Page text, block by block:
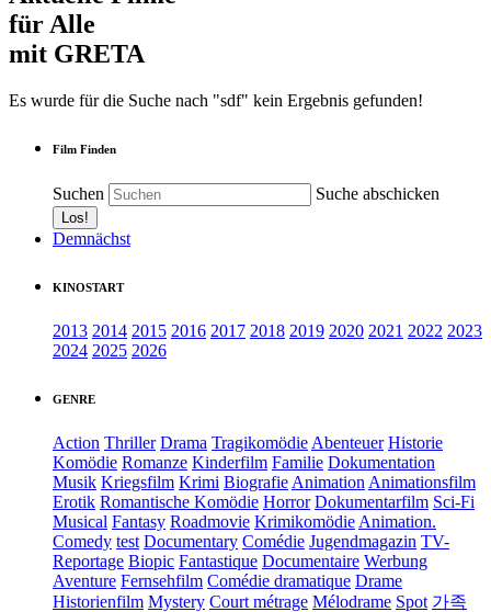
für Alle
mit GRETA
Es wurde für die Suche nach "sdf" kein Ergebnis gefunden!
Film Finden
Suchen Suche abschicken
Demnächst
KINOSTART
2013 2014 2015 2016 2017 2018 2019 2020 2021 2022 2023
2024 2025 2026
GENRE
Action Thriller Drama Tragikomödie Abenteuer Historie
Komödie Romanze Kinderfilm Familie Dokumentation
Musik Kriegsfilm Krimi Biografie Animation Animationsfilm
Erotik Romantische Komödie Horror Dokumentarfilm Sci-Fi
Musical Fantasy Roadmovie Krimikomödie Animation.
Comedy test Documentary Comédie Jugendmagazin TV-
Reportage Biopic Fantastique Documentaire Werbung
Aventure Fernsehfilm Comédie dramatique Drame
Historienfilm Mystery Court métrage Mélodrame Spot 가족